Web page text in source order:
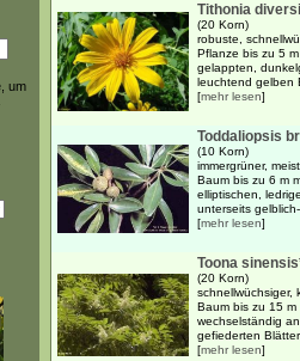
um
Tithonia
(20 Korn)
robuste,
Pflanze bis zu 5
gelappten,
leuchtend gelben
[mehr lesen]
Toddaliopsis
(10 Korn)
immergrüner,
Baum bis zu 6 m
elliptischen,
unterseits
[mehr lesen]
Toona
(20 Korn)
schnellwüchsiger,
Baum bis zu 15
wechselständig
gefiederten
[mehr lesen]